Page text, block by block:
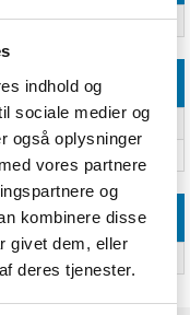
indhold og
sociale medier og
også oplysninger
vores partnere
og
kombinere disse
givet dem, eller
deres tjenester.